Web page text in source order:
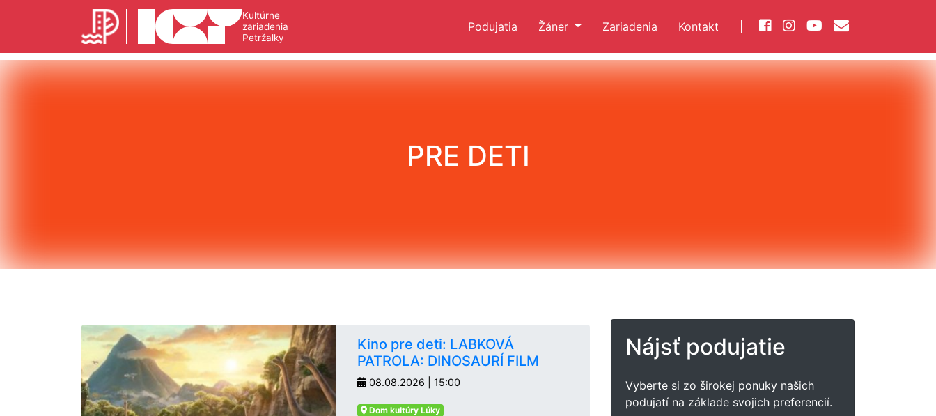
Kultúrne
zariadenia
Petržalky
Podujatia Žáner Zariadenia Kontakt
PRE DETI
Kino pre deti: LABKOVÁ
PATROLA: DINOSAURÍ FILM
08.08.2026 | 15:00
Dom kultúry Lúky
Nájsť podujatie
Vyberte si zo širokej ponuky našich
podujatí na základe svojich preferencií.